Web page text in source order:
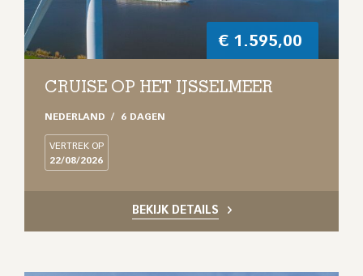
€ 1.595,00
CRUISE OP HET IJSSELMEER
NEDERLAND 6 DAGEN
VERTREK OP
22/08/2026
BEKIJK DETAILS